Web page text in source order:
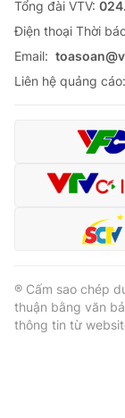
Tổng đài VTV:
Ðiện thoại Thời
Email:
Liên hệ quảng cáo:
® Cấm sao chép
thuận bằng văn
thông tin từ